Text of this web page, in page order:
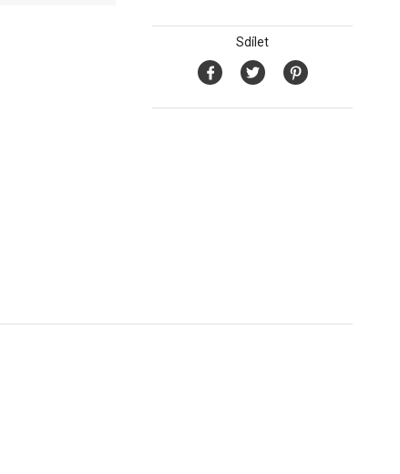
Sdílet